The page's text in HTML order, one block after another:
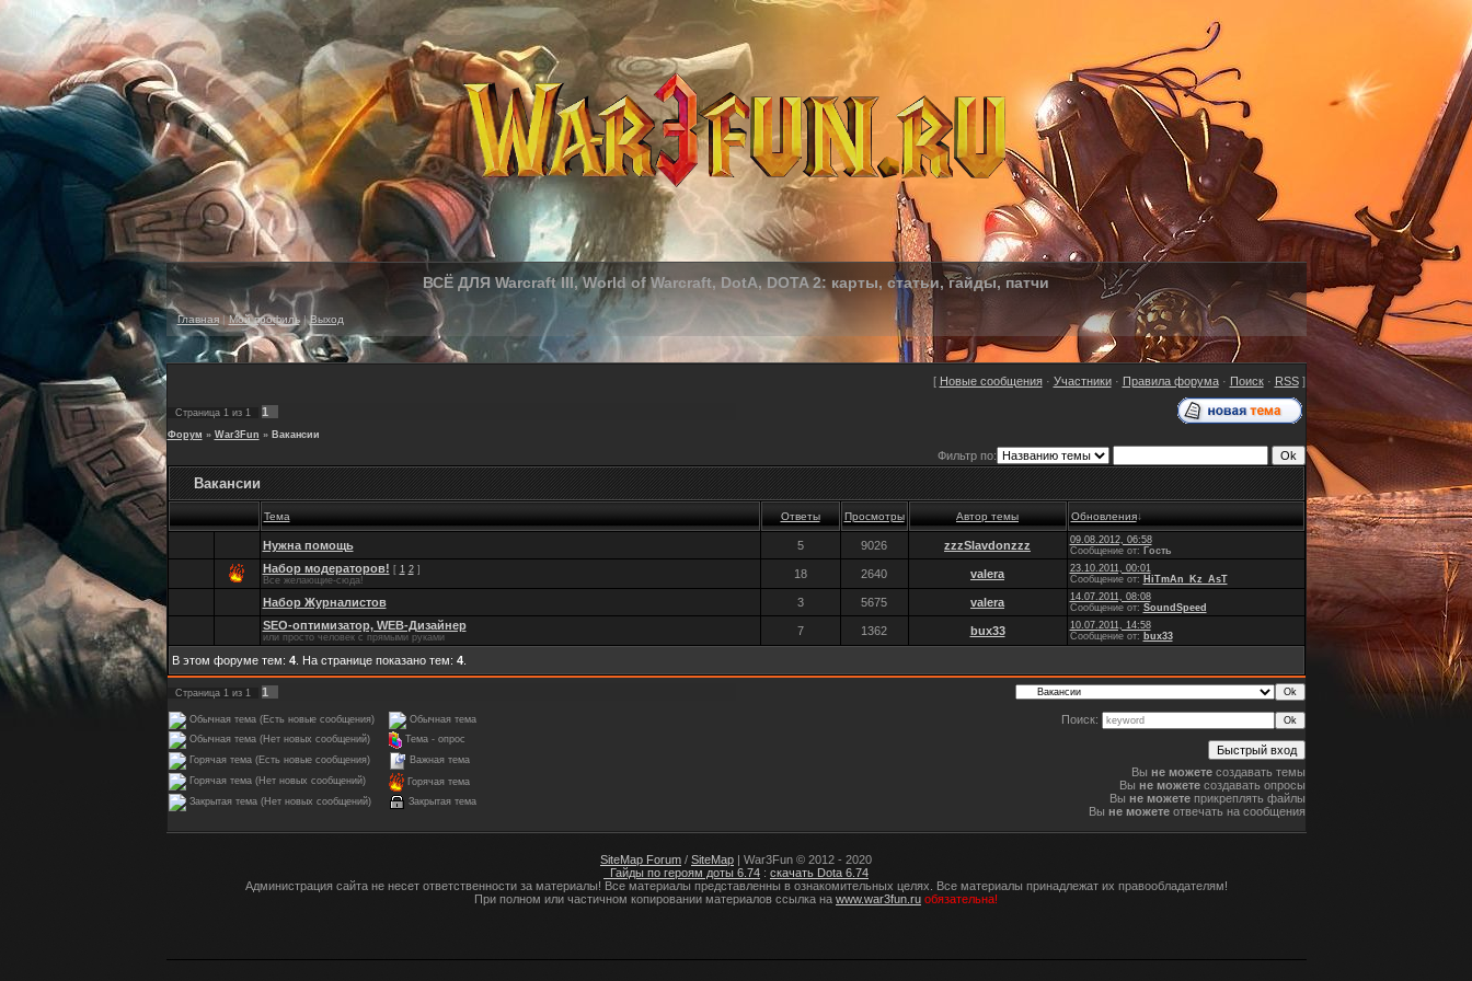
ВСЁ ДЛЯ Warcraft III, World of Warcraft, DotA, DOTA 2: карты, статьи, гайды, патчи
Главная|Мой профиль|Выход
[ Новые сообщения· Участники· Правила форума· Поиск· RSS]
Страница 1из 1 1
Форум » War3Fun » Вакансии
Фильтр по:
Вакансии
Тема Ответы Просмотры Автор темы Обновления↓
Нужна помощь 5 9026 zzzSlavdonzzz
09.08.2012, 06:58
Сообщение от: Гость
Набор модераторов! [ 1 2]
Все желающие-сюда!
18 2640 valera
23.10.2011, 00:01
Сообщение от: HiTmAn_Kz_AsT
Набор Журналистов 3 5675 valera
14.07.2011, 08:08
Сообщение от: SoundSpeed
SEO-оптимизатор, WEB-Дизайнер
или просто человек с прямыми руками 7 1362 bux33
10.07.2011, 14:58
Сообщение от: bux33
В этом форуме тем: 4. На странице показано тем: 4.
Страница 1из 1 1
Обычная тема (Есть новые сообщения)
Обычная тема
Обычная тема (Нет новых сообщений)
Тема - опрос
Горячая тема (Есть новые сообщения)
Важная тема
Горячая тема (Нет новых сообщений)
Горячая тема
Закрытая тема (Нет новых сообщений)
Закрытая тема
Поиск:
Вы не можетесоздавать темы
Вы не можетесоздавать опросы
Вы не можетеприкреплять файлы
Вы не можетеотвечать на сообщения
SiteMap Forum / SiteMap | War3Fun © 2012 - 2020
Гайды по героям доты 6.74 : скачать Dota 6.74
Администрация сайта не несет ответственности за материалы! Все материалы представленны в ознакомительных целях. Все материалы принадлежат их правообладателям!
При полном или частичном копировании материалов ссылка на www.war3fun.ru обязательна!